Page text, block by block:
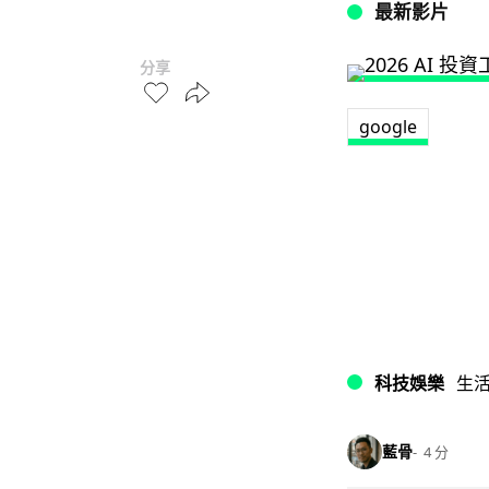
分享
最新影片
google
科技娛樂 生
藍骨 4 分